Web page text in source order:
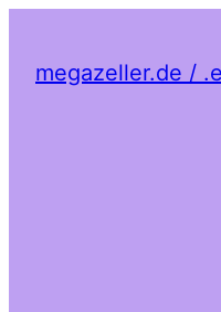
megazeller.de /